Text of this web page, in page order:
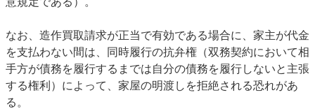
なお、造作買取請求が正当で有効である場合に、家主が代金
を支払わない間は、同時履行の抗弁権（双務契約において相
手方が債務を履行するまでは自分の債務を履行しないと主張
する権利）によって、家屋の明渡しを拒絶される恐れがあ
る。